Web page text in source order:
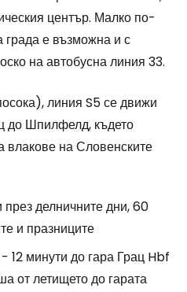
център. Малко по-
града е възможна и с
на автобусна линия 33.
линия S5 се движи
до Шпилфелд, където
влакове на Словенските
делничните дни, 60
и празниците
- 12 минути до гара Грац Hbf
от летището до гарата